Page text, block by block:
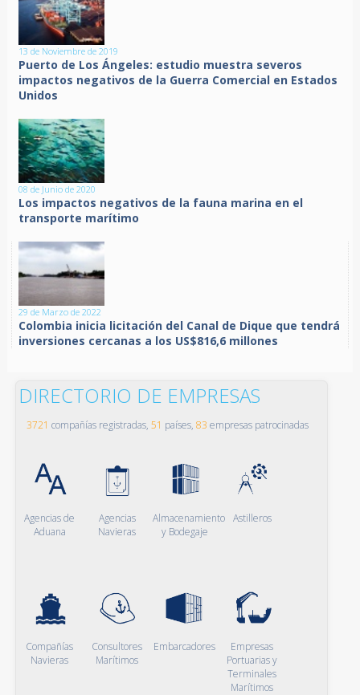
13 de Noviembre de 2019
Puerto de Los Ángeles: estudio muestra severos
impactos negativos de la Guerra Comercial en Estados
Unidos
08 de Junio de 2020
Los impactos negativos de la fauna marina en el
transporte marítimo
29 de Marzo de 2022
Colombia inicia licitación del Canal de Dique que tendrá
inversiones cercanas a los US$816,6 millones
DIRECTORIO DE EMPRESAS
3721 compañías registradas, 51 países, 83 empresas patrocinadas
Agencias de
Aduana
Agencias
Navieras
Almacenamiento
y Bodegaje
Astilleros
Compañías
Navieras
Consultores
Marítimos
Embarcadores
Empresas
Portuarias y
Terminales
Marítimos